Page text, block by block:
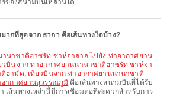
ของสนามบินเหล่านี้ได้
ากที่สุดจาก ธากา คือเส้นทางใดบ้าง?
วบินจาก ท่าอากาศยานนานาชาติฮาซรัท ชาห์จา
ติฮามัด, เที่ยวบินจาก ท่าอากาศยานนานาชาติ
อากาศยานสุวรรณภูมิ คือเส้นทางสนามบินที่ได้รับ
เส้นทางเหล่านี้มีการเชื่อมต่อที่สะดวกสำหรับการ